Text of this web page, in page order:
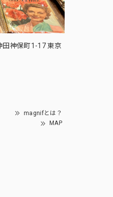
田神保町1-17 東京
magnifとは？
MAP